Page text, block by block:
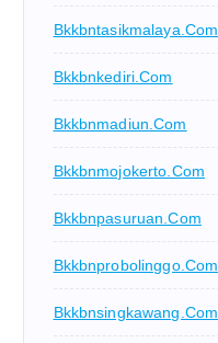
Bkkbntasikmalaya.com
Bkkbnkediri.com
Bkkbnmadiun.com
Bkkbnmojokerto.com
Bkkbnpasuruan.com
Bkkbnprobolinggo.com
Bkkbnsingkawang.com